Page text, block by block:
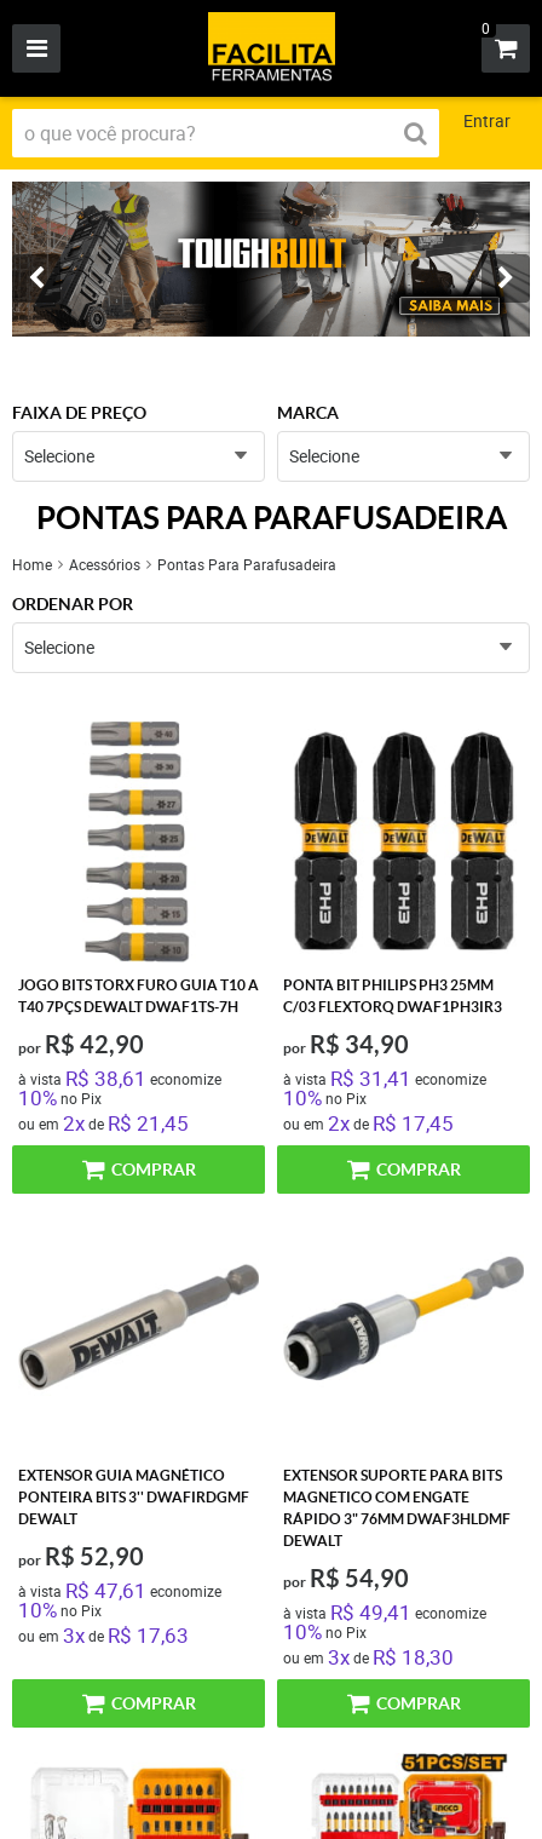
0
Entrar
FAIXA DE PREÇO
Selecione
MARCA
Selecione
PONTAS PARA PARAFUSADEIRA
Home Acessórios Pontas Para Parafusadeira
ORDENAR POR
Selecione
JOGO BITS TORX FURO GUIA T10 A
T40 7PÇS DEWALT DWAF1TS-7H
por R$ 42,90
à vista R$ 38,61 economize
10%no Pix
ou em 2xde R$ 21,45
COMPRAR
PONTA BIT PHILIPS PH3 25MM
C/03 FLEXTORQ DWAF1PH3IR3
por R$ 34,90
à vista R$ 31,41 economize
10%no Pix
ou em 2xde R$ 17,45
COMPRAR
EXTENSOR GUIA MAGNÉTICO
PONTEIRA BITS 3'' DWAFIRDGMF
DEWALT
por R$ 52,90
à vista R$ 47,61 economize
10%no Pix
ou em 3xde R$ 17,63
COMPRAR
EXTENSOR SUPORTE PARA BITS
MAGNETICO COM ENGATE
RÁPIDO 3" 76MM DWAF3HLDMF
DEWALT
por R$ 54,90
à vista R$ 49,41 economize
10%no Pix
ou em 3xde R$ 18,30
COMPRAR